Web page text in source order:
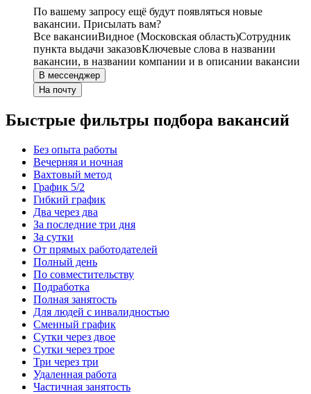
По вашему запросу ещё будут появляться новые
вакансии. Присылать вам?
Все вакансииВидное (Московская область)Сотрудник
пункта выдачи заказовКлючевые слова в названии
вакансии, в названии компании и в описании вакансии
В мессенджер
На почту
Быстрые фильтры подбора вакансий
Без опыта работы
Вечерняя и ночная
Вахтовый метод
График 5/2
Гибкий график
Два через два
За последние три дня
За сутки
От прямых работодателей
Полный день
По совместительству
Подработка
Полная занятость
Для людей с инвалидностью
Сменный график
Сутки через двое
Сутки через трое
Три через три
Удаленная работа
Частичная занятость